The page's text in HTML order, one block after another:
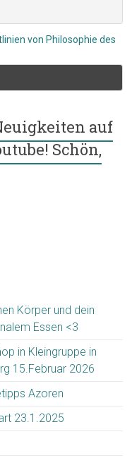
von Philosophie des
auf
Schön,
Körper und dein
Essen <3
in Kleingruppe in
15.Februar 2026
Azoren
23.1.2025